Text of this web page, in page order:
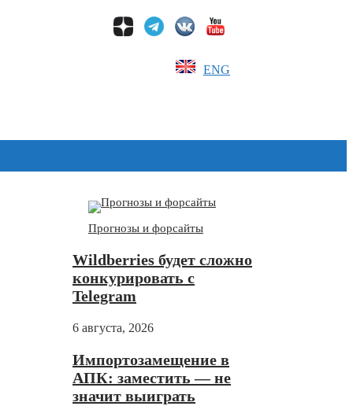
ENG
Прогнозы и форсайты
Wildberries будет сложно
конкурировать с
Telegram
6 августа, 2026
Импортозамещение в
АПК: заместить — не
значит выиграть